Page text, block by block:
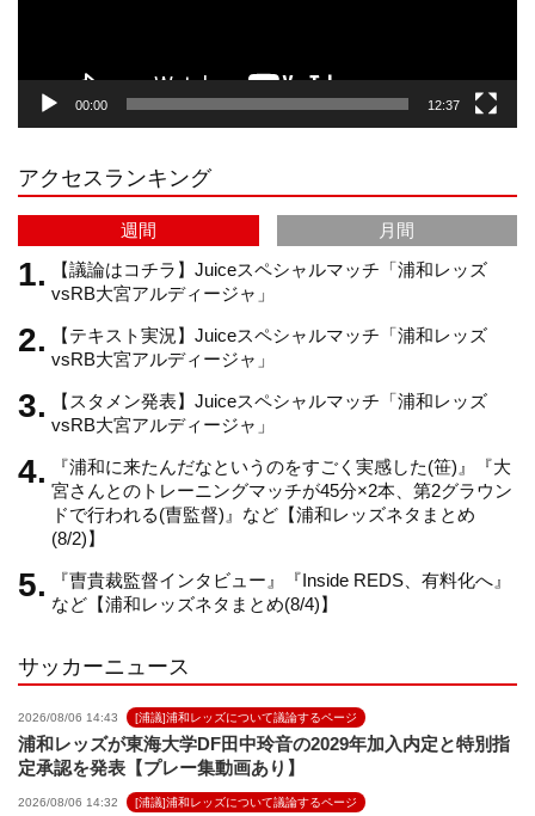
r
a
m
e
C
h
a
n
00:00 12:37
アクセスランキング
週間
月間
【議論はコチラ】Juiceスペシャルマッチ「浦和レッズ
vsRB大宮アルディージャ」
【テキスト実況】Juiceスペシャルマッチ「浦和レッズ
vsRB大宮アルディージャ」
【スタメン発表】Juiceスペシャルマッチ「浦和レッズ
vsRB大宮アルディージャ」
『浦和に来たんだなというのをすごく実感した(笹)』『大
宮さんとのトレーニングマッチが45分×2本、第2グラウン
ドで行われる(曺監督)』など【浦和レッズネタまとめ
(8/2)】
『曺貴裁監督インタビュー』『Inside REDS、有料化へ』
など【浦和レッズネタまとめ(8/4)】
サッカーニュース
2026/08/06 14:43 [浦議]浦和レッズについて議論するページ
浦和レッズが東海大学DF田中玲音の2029年加入内定と特別指
定承認を発表【プレー集動画あり】
2026/08/06 14:32 [浦議]浦和レッズについて議論するページ